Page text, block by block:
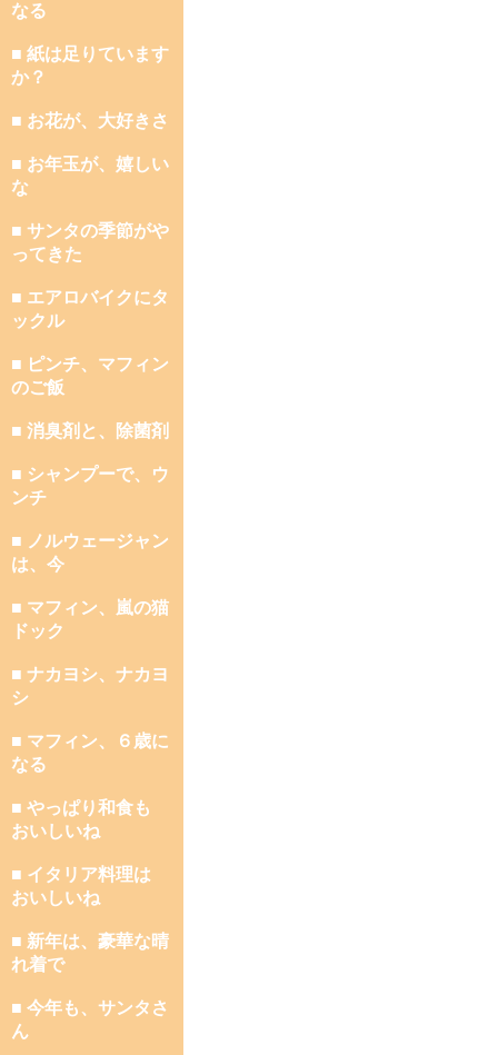
なる
■ 紙は足りています
か？
■ お花が、大好きさ
■ お年玉が、嬉しい
な
■ サンタの季節がや
ってきた
■ エアロバイクにタ
ックル
■ ピンチ、マフィン
のご飯
■ 消臭剤と、除菌剤
■ シャンプーで、ウ
ンチ
■ ノルウェージャン
は、今
■ マフィン、嵐の猫
ドック
■ ナカヨシ、ナカヨ
シ
■ マフィン、６歳に
なる
■ やっぱり和食も
おいしいね
■ イタリア料理は
おいしいね
■ 新年は、豪華な晴
れ着で
■ 今年も、サンタさ
ん